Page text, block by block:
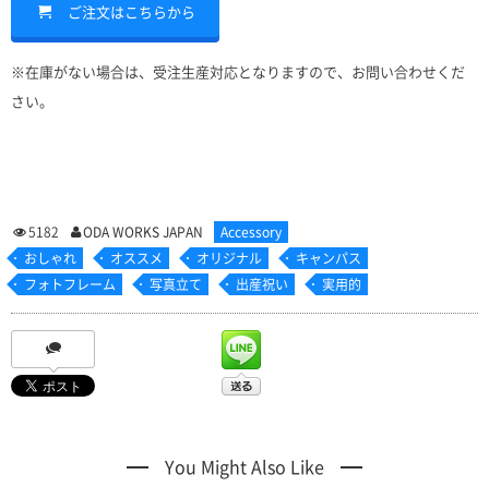
ご注文はこちらから
※在庫がない場合は、受注生産対応となりますので、お問い合わせくだ
さい。
5182 ODA WORKS JAPAN
Accessory
おしゃれ
オススメ オリジナル
キャンパス
フォトフレーム
写真立て 出産祝い 実用的
You Might Also Like